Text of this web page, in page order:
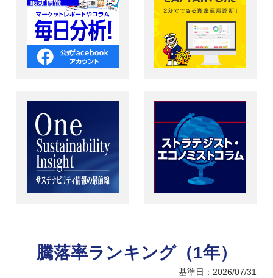
騰落率ランキング（1年）
基準日：2026/07/31